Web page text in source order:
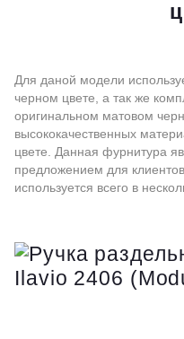
Для даной модели
черном цвете, а так же
оригинальном матовом
высококачественных
цвете. Данная фурнитура
предложением для
используется всего в